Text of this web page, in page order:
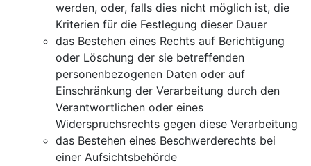
werden, oder, falls dies nicht möglich ist, die
Kriterien für die Festlegung dieser Dauer
das Bestehen eines Rechts auf Berichtigung
oder Löschung der sie betreffenden
personenbezogenen Daten oder auf
Einschränkung der Verarbeitung durch den
Verantwortlichen oder eines
Widerspruchsrechts gegen diese Verarbeitung
das Bestehen eines Beschwerderechts bei
einer Aufsichtsbehörde